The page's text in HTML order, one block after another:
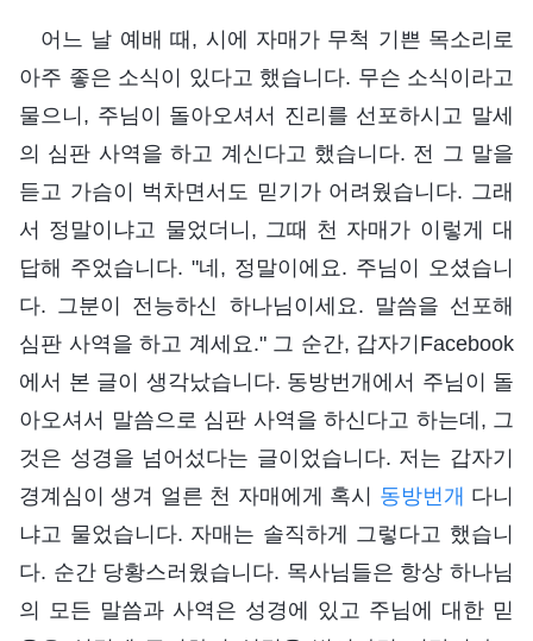
어느 날 예배 때, 시에 자매가 무척 기쁜 목소리로
아주 좋은 소식이 있다고 했습니다. 무슨 소식이라고
물으니, 주님이 돌아오셔서 진리를 선포하시고 말세
의 심판 사역을 하고 계신다고 했습니다. 전 그 말을
듣고 가슴이 벅차면서도 믿기가 어려웠습니다. 그래
서 정말이냐고 물었더니, 그때 천 자매가 이렇게 대
답해 주었습니다. "네, 정말이에요. 주님이 오셨습니
다. 그분이 전능하신 하나님이세요. 말씀을 선포해
심판 사역을 하고 계세요." 그 순간, 갑자기Facebook
에서 본 글이 생각났습니다. 동방번개에서 주님이 돌
아오셔서 말씀으로 심판 사역을 하신다고 하는데, 그
것은 성경을 넘어섰다는 글이었습니다. 저는 갑자기
경계심이 생겨 얼른 천 자매에게 혹시 동방번개 다니
냐고 물었습니다. 자매는 솔직하게 그렇다고 했습니
다. 순간 당황스러웠습니다. 목사님들은 항상 하나님
의 모든 말씀과 사역은 성경에 있고 주님에 대한 믿